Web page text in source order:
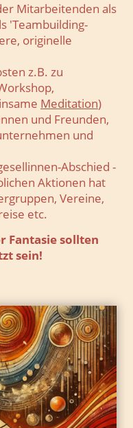
Mitarbeitenden als
'Teambuilding-
originelle
z.B. zu
Meditation)
und Freunden,
und
Abschied -
Aktionen hat
Vereine,
etc.
Fantasie sollten
sein!